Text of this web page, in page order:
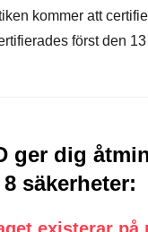
kommer att
först den
ger dig
säkerheter: